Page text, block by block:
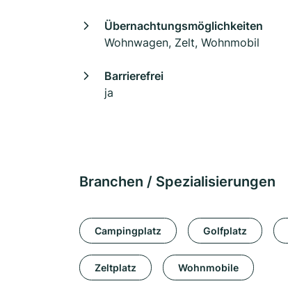
Übernachtungsmöglichkeiten
Wohnwagen, Zelt, Wohnmobil
Barrierefrei
ja
Branchen / Spezialisierungen
Campingplatz Golfplatz
Zeltplatz Wohnmobile